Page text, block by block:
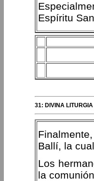
Espíritu
31: DIVINA
Ballí, la
Los
la